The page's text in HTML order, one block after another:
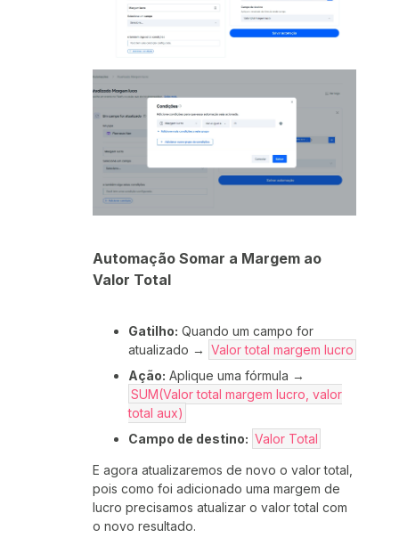
Automação Somar a Margem ao
Valor Total
Gatilho: Quando um campo for
atualizado → Valor total margem lucro
Ação: Aplique uma fórmula →
SUM(Valor total margem lucro, valor
total aux)
Campo de destino: Valor Total
E agora atualizaremos de novo o valor total,
pois como foi adicionado uma margem de
lucro precisamos atualizar o valor total com
o novo resultado.